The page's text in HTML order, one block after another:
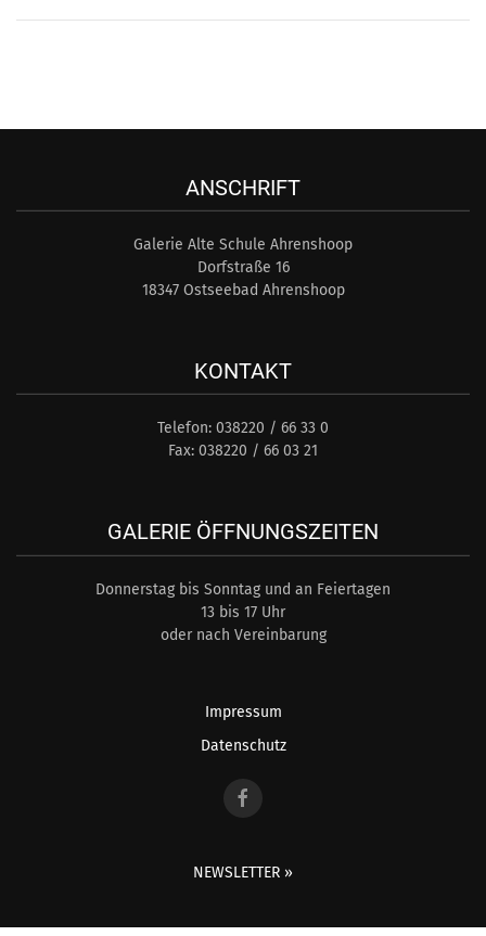
ANSCHRIFT
Galerie Alte Schule Ahrenshoop
Dorfstraße 16
18347 Ostseebad Ahrenshoop
KONTAKT
Telefon: 038220 / 66 33 0
Fax: 038220 / 66 03 21
GALERIE ÖFFNUNGSZEITEN
Donnerstag bis Sonntag und an Feiertagen
13 bis 17 Uhr
oder nach Vereinbarung
Impressum
Datenschutz
NEWSLETTER »